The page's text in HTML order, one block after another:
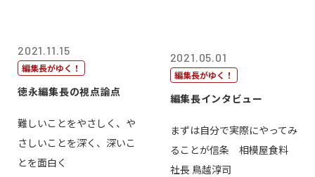
2021.11.15
編集長がゆく！
徳永編集長の視点論点
難しいことをやさしく、や
さしいことを深く、深いこ
とを面白く
2021.05.01
編集長がゆく！
編集長インタビュー
まずは自分で実際にやってみ
ることが信条 相模屋食料
社長 鳥越淳司